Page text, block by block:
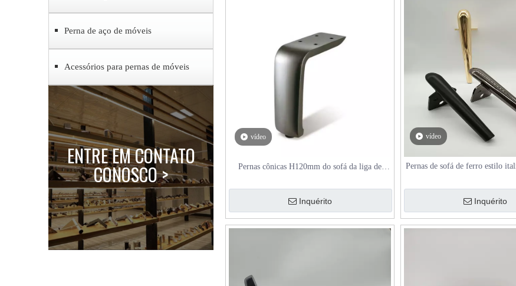
Perna de aço de móveis
Acessórios para pernas de móveis
ENTRE EM CONTATO
CONOSCO >
vídeo
Pernas cônicas H120mm do sofá da liga de
Inquérito
vídeo
Pernas de sofá de ferro estilo
Inquérito